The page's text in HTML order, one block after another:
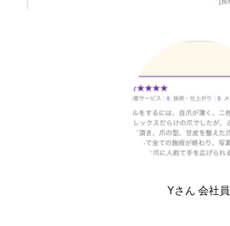
Yさん 会社員